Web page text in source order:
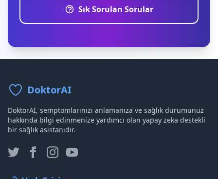
Sık Sorulan Sorular
DoktorAI
DoktorAI, semptomlarınızı anlamanıza ve sağlık durumunuz
hakkında bilgi edinmenize yardımcı olan yapay zeka destekli
bir sağlık asistanıdır.